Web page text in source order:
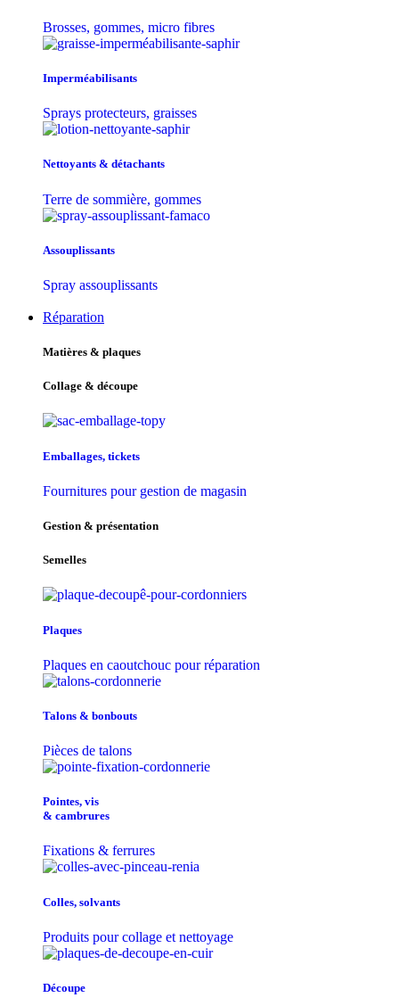
Brosses, gommes, micro fibres
Imperméabilisants
Sprays protecteurs, graisses
Nettoyants & détachants
Terre de sommière, gommes
Assouplissants
Spray assouplissants
Réparation
Matières & plaques
Collage & découpe
Emballages, tickets
Fournitures pour gestion de magasin
Gestion & présentation
Semelles
Plaques
Plaques en caoutchouc pour réparation
Talons & bonbouts
Pièces de talons
Pointes, vis
& cambrures
Fixations & ferrures
Colles, solvants
Produits pour collage et nettoyage
Découpe